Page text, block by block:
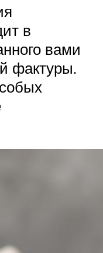
в
вами
фактуры.